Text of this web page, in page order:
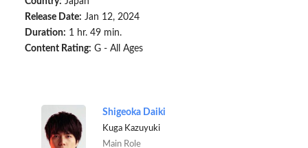
Release Date: Jan 12, 2024
Duration: 1 hr. 49 min.
Content Rating: G - All Ages
Shigeoka Daiki
Kuga Kazuyuki
Main Role